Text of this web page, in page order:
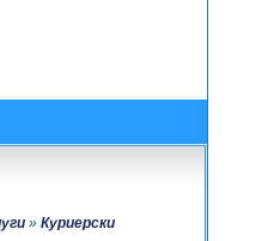
»Куриерски